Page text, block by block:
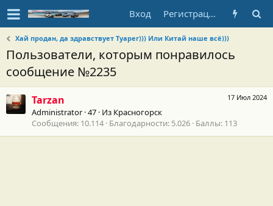
Вход Регистрация
Хай продан, да здравствует Туарег))) Или Китай наше всё)))
Пользователи, которым понравилось
сообщение №2235
17 Июл 2024
Tarzan
Administrator ·47 · Из Красногорск
Сообщения 10.114 Благодарности 5.026 Баллы 113